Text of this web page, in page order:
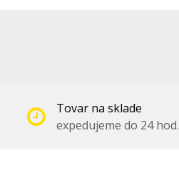
Tovar na sklade
expedujeme do 24 hod.